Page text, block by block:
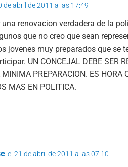
de abril de 2011 a las 17:49
una renovacion verdadera de la
que no creo que sean
jovenes muy preparados que se
UN CONCEJAL DEBE SER
PREPARACION. ES HORA
MAS EN POLITICA.
el 21 de abril de 2011 a las 07:10